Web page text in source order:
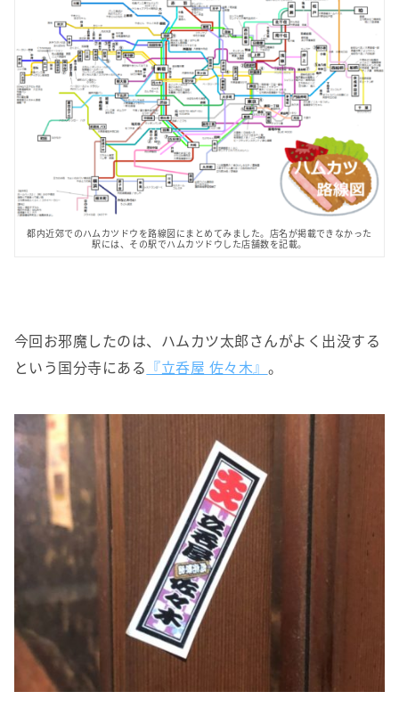
都内近郊でのハムカツドウを路線図にまとめてみました。店名が掲載できなかった
駅には、その駅でハムカツドウした店舗数を記載。
今回お邪魔したのは、ハムカツ太郎さんがよく出没する
という国分寺にある 『立呑屋 佐々木』 。